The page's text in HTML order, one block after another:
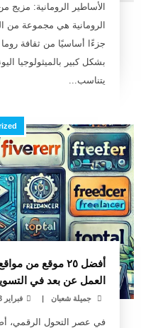
الأساطير الرومانية: مزيج
الرومانية هي مجموعة من
جزءًا أساسيًا من ثقافة
بشكل كبير بالميثولوجيا
يتناسب...
أفضل ٢٥ موقع من
العمل عن بعد في
جميلة شعبان | فبراير 13, 2025
في عصر التحول الرقمي،